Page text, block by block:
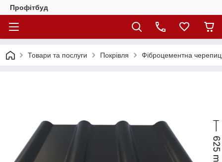
Профітбуд
Товари та послуги Покрівля Фіброцементна